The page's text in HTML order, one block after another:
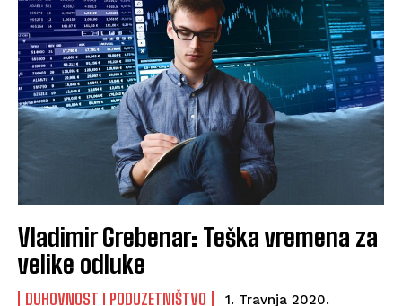
Vladimir Grebenar: Teška vremena za
velike odluke
DUHOVNOST I PODUZETNIŠTVO 1. Travnja 2020.